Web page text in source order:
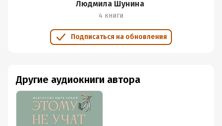
Людмила Шунина
4 книги
Подписаться на обновления
Другие аудиокниги автора